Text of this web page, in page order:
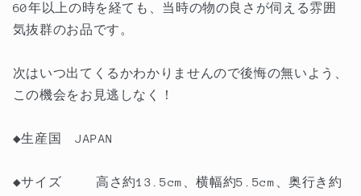
60年以上の時を経ても、当時の物の良さが伺える雰囲
気抜群のお品です。
次はいつ出てくるかわかりませんので後悔の無いよう、
この機会をお見逃しなく！
◆生産国 JAPAN
◆サイズ 高さ約13.5cm、横幅約5.5cm、奥行き約